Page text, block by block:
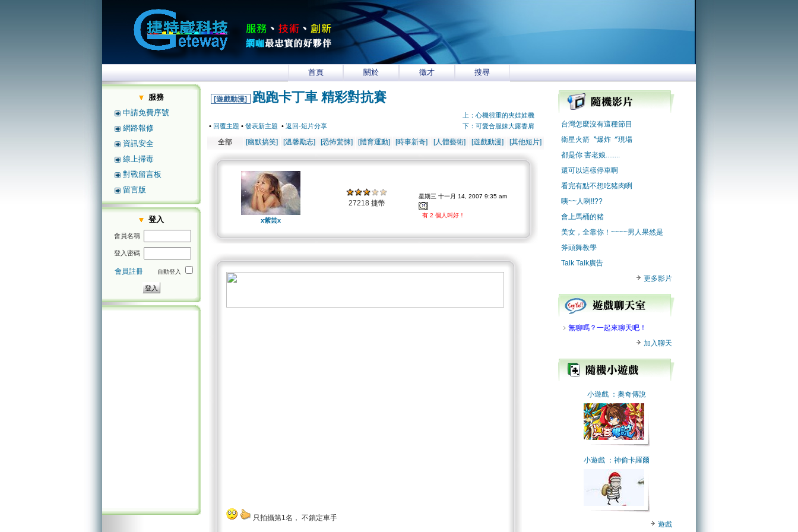
首頁 關於 徵才 搜尋
服務
申請免費序號
網路報修
資訊安全
線上掃毒
對戰留言板
留言版
登入
會員名稱
登入密碼
會員註冊 自動登入
[遊戲動漫] 跑跑卡丁車 精彩對抗賽
• 回覆主題 • 發表新主題 • 返回-短片分享
上：心機很重的夾娃娃機
下：可愛合服妹大露香肩
全部 [幽默搞笑] [溫馨勵志] [恐怖驚悚] [體育運動] [時事新奇] [人體藝術] [遊戲動漫] [其他短片]
x紫芸x
27218 捷幣
星期三 十一月 14, 2007 9:35 am
有 2 個人叫好！
只拍攝第1名， 不鎖定車手
台灣怎麼沒有這種節目
衛星火箭〝爆炸〞現場
都是你 害老娘........
還可以這樣停車啊
看完有點不想吃豬肉咧
咦~~人咧!!??
會上馬桶的豬
美女，全靠你！~~~~男人果然是
斧頭舞教學
Talk Talk廣告
更多影片
﹥ 無聊嗎？一起來聊天吧！
加入聊天
小遊戲 ：奧奇傳說
小遊戲 ：神偷卡羅爾
遊戲